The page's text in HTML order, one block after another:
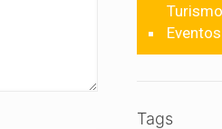
Eventos
Tags